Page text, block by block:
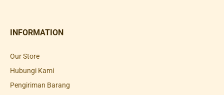
INFORMATION
Our Store
Hubungi Kami
Pengiriman Barang